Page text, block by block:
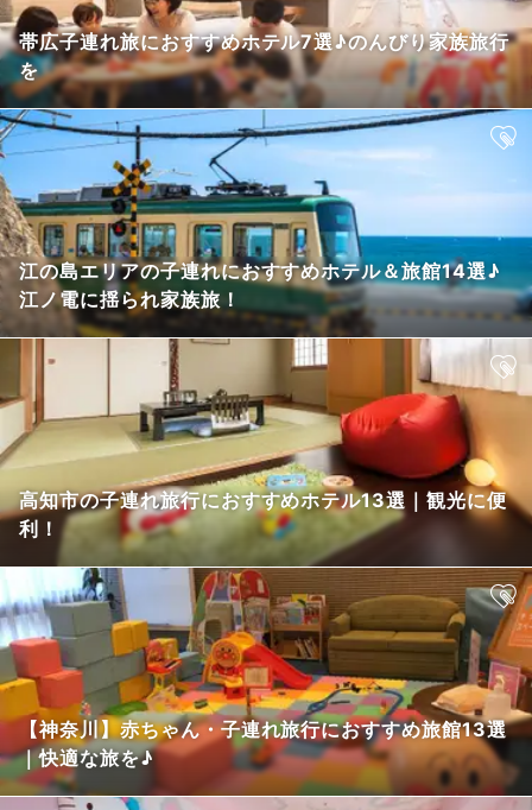
帯広子連れ旅におすすめホテル7選♪のんびり家族旅行
を
江の島エリアの子連れにおすすめホテル＆旅館14選♪
江ノ電に揺られ家族旅！
高知市の子連れ旅行におすすめホテル13選｜観光に便
利！
【神奈川】赤ちゃん・子連れ旅行におすすめ旅館13選
｜快適な旅を♪